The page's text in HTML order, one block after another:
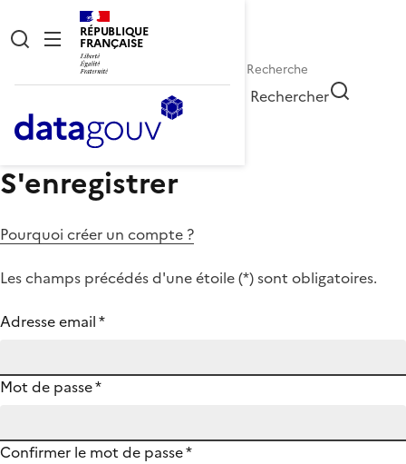
RÉPUBLIQUE
FRANÇAISE
Rechercher
S'enregistrer
Pourquoi créer un compte ?
Les champs précédés d'une étoile (*) sont obligatoires.
Adresse email*
Mot de passe*
Confirmer le mot de passe*